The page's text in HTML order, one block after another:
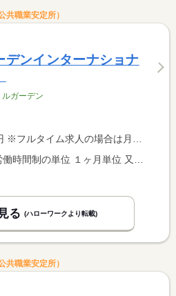
共職業安定所）
デンインターナショナ
ガーデン
額（換算額）、パート求人の場合は時間額を表示しています。
る (ハローワークより転載)
共職業安定所）